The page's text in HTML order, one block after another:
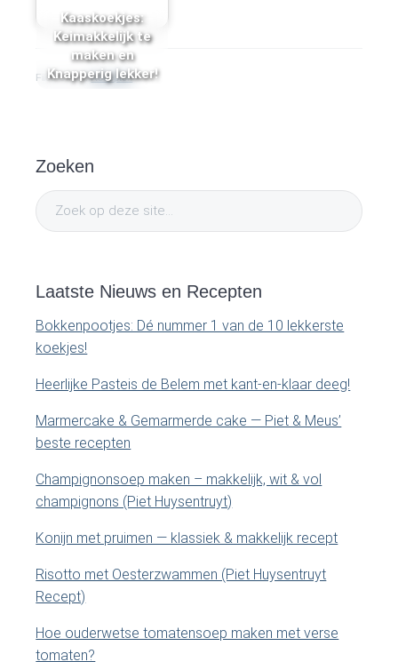
Kaaskoekjes:
Keimakkelijk te
maken en
Knapperig lekker!
Filed Under:Recepten
a
y
S
d
e
b
a
Zoeken
Z
o
o
d
e
z
s
i
e
.
.
Laatste Nieuws en Recepten
Bokkenpootjes: Dé nummer 1 van de 10 lekkerste
koekjes!
Heerlijke Pasteis de Belem met kant-en-klaar deeg!
Marmercake & Gemarmerde cake — Piet & Meus’
beste recepten
Champignonsoep maken – makkelijk, wit & vol
champignons (Piet Huysentruyt)
Konijn met pruimen — klassiek & makkelijk recept
Risotto met Oesterzwammen (Piet Huysentruyt
Recept)
Hoe ouderwetse tomatensoep maken met verse
tomaten?